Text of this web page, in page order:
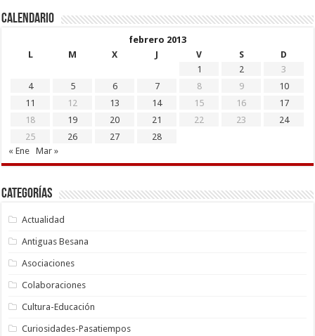
Calendario
febrero 2013
L
M X J V S
D
1
2
3
4
5 6 7 8 9
10
11
12 13 14 15 16
17
18
19 20 21 22 23
24
25
26 27
28
« Ene
Mar »
Categorías
Actualidad
Antiguas Besana
Asociaciones
Colaboraciones
Cultura-Educación
Curiosidades-Pasatiempos